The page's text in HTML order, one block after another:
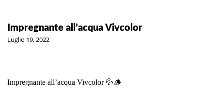
Impregnante all’acqua Vivcolor
Luglio 19, 2022
Impregnante all’acqua Vivcolor💦🪵